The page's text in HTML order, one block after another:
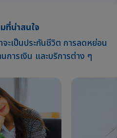
ที่น่าสนใจ
ะเป็นประกันชีวิต การลดหย่อน
ารเงิน และบริการต่าง ๆ